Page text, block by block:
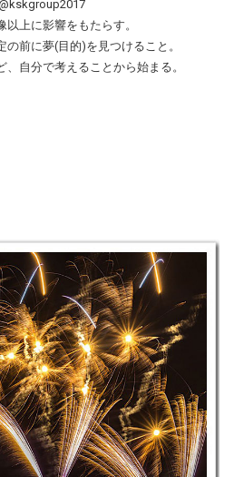
上に影響をもたらす。
前に夢(目的)を見つけること。
自分で考えることから始まる。